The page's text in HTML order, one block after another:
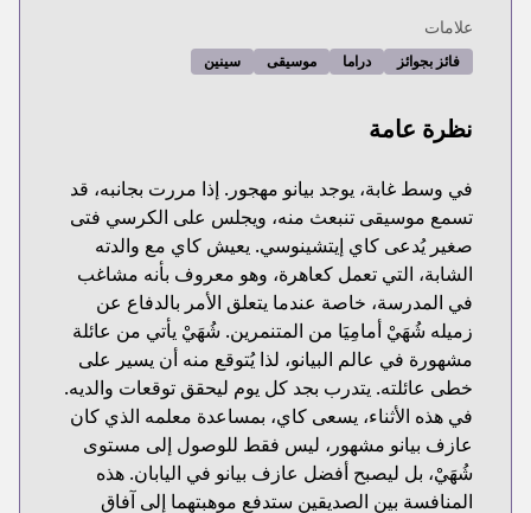
علامات
فائز بجوائز دراما موسيقى سينين
نظرة عامة
في وسط غابة، يوجد بيانو مهجور. إذا مررت بجانبه، قد
تسمع موسيقى تنبعث منه، ويجلس على الكرسي فتى
صغير يُدعى كاي إيتشينوسي. يعيش كاي مع والدته
الشابة، التي تعمل كعاهرة، وهو معروف بأنه مشاغب
في المدرسة، خاصة عندما يتعلق الأمر بالدفاع عن
زميله شُهَيْ أمامِيَا من المتنمرين. شُهَيْ يأتي من عائلة
مشهورة في عالم البيانو، لذا يُتوقع منه أن يسير على
خطى عائلته. يتدرب بجد كل يوم ليحقق توقعات والديه.
في هذه الأثناء، يسعى كاي، بمساعدة معلمه الذي كان
عازف بيانو مشهور، ليس فقط للوصول إلى مستوى
شُهَيْ، بل ليصبح أفضل عازف بيانو في اليابان. هذه
المنافسة بين الصديقين ستدفع موهبتهما إلى آفاق